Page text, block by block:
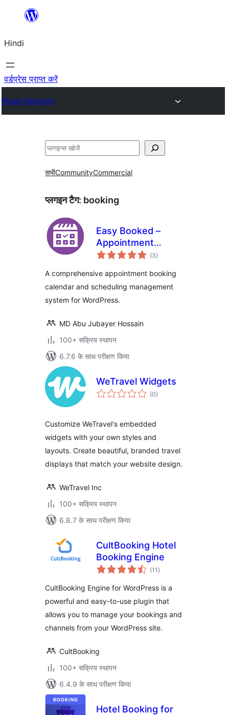
सामग्री
जाएं
Hindi
वर्डप्रेस प्राप्त करें
Plugin Directory
खोजें
सभीCommunityCommercial
प्लगइन टैग: booking
Easy Booked –
Appointment
Booking and
Management
System for
WordPress
(3कुल
दर)
A comprehensive appointment booking
calendar and scheduling management
system for WordPress.
MD Abu Jubayer Hossain
100+ सक्रिय स्थापन
6.7.6 के साथ परीक्षण किया
WeTravel Widgets
(0कुल
दर)
Customize WeTravel's embedded
widgets with your own styles and
layouts. Create beautiful, branded travel
displays that match your website design.
WeTravel Inc
100+ सक्रिय स्थापन
6.8.7 के साथ परीक्षण किया
CultBooking Hotel
Booking Engine
(11 कुल
दर)
CultBooking Engine for WordPress is a
powerful and easy-to-use plugin that
allows you to manage your bookings and
channels from your WordPress site.
CultBooking
100+ सक्रिय स्थापन
6.4.9 के साथ परीक्षण किया
Hotel Booking for